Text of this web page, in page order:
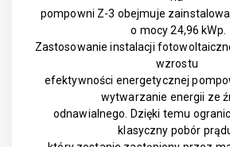
pompowni Z-3 obejmuje
o mocy 24,96 kWp.
Zastosowanie instalacji
wzrostu
efektywności energetycznej
wytwarzanie energii ze
odnawialnego. Dzięki temu
klasyczny pobór